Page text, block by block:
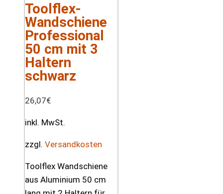
Toolflex-
Wandschiene
Professional
50 cm mit 3
Haltern
schwarz
26,07€
inkl. MwSt.
zzgl. Versandkosten
Toolflex Wandschiene
aus Aluminium 50 cm